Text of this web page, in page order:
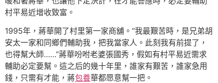
村平易近增收致富。
1995年，蔣華開了村里第一家商舖。“我最艱苦時，是兄弟胡
安太一家和同鄉們輔助我，把我當家人。此刻我有前提了，
也得幫大師……”蔣華吩咐老婆張國秀，假如有村平易近需求
輔助必定要幫。這之后的幾十年里，誰家有艱苦，誰家急用
錢，只需有才能，蔣包養華都愿意幫一把。